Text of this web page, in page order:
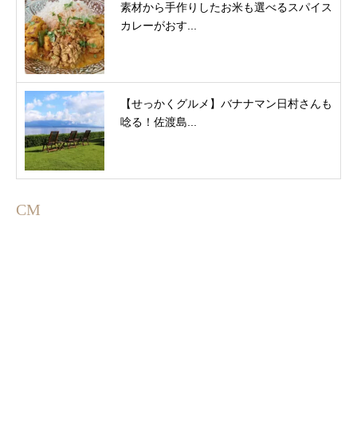
素材から手作りしたお米も選べるスパイス
カレーがおす...
【せっかくグルメ】バナナマン日村さんも
唸る！佐渡島...
CM